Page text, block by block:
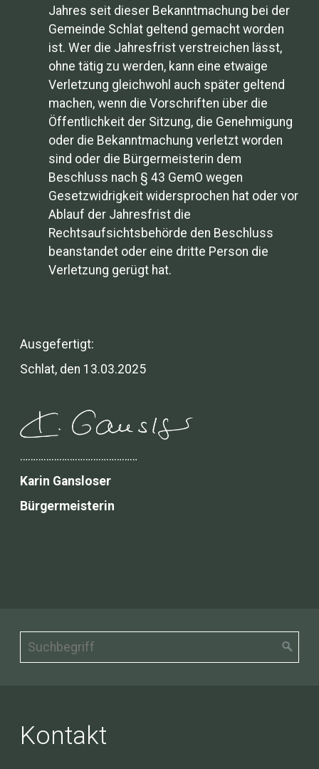
Jahres seit dieser Bekanntmachung bei der
Gemeinde Schlat geltend gemacht worden
ist. Wer die Jahresfrist verstreichen lässt,
ohne tätig zu werden, kann eine etwaige
Verletzung gleichwohl auch später geltend
machen, wenn die Vorschriften über die
Öffentlichkeit der Sitzung, die Genehmigung
oder die Bekanntmachung verletzt worden
sind oder die Bürgermeisterin dem
Beschluss nach § 43 GemO wegen
Gesetzwidrigkeit widersprochen hat oder vor
Ablauf der Jahresfrist die
Rechtsaufsichtsbehörde den Beschluss
beanstandet oder eine dritte Person die
Verletzung gerügt hat.
Ausgefertigt:
Schlat, den 13.03.2025
………………………………………
Karin Gansloser
Bürgermeisterin
Kontakt